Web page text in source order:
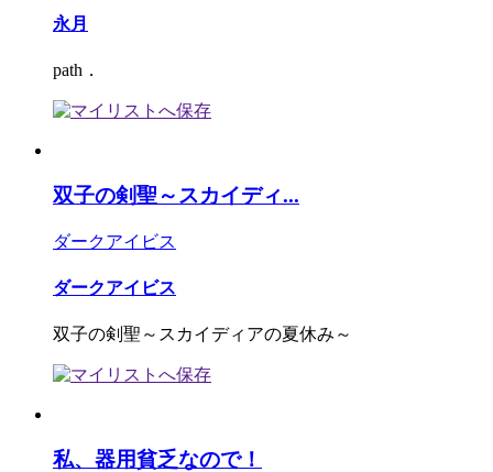
永月
path．
双子の剣聖～スカイディ...
ダークアイビス
ダークアイビス
双子の剣聖～スカイディアの夏休み～
私、器用貧乏なので！